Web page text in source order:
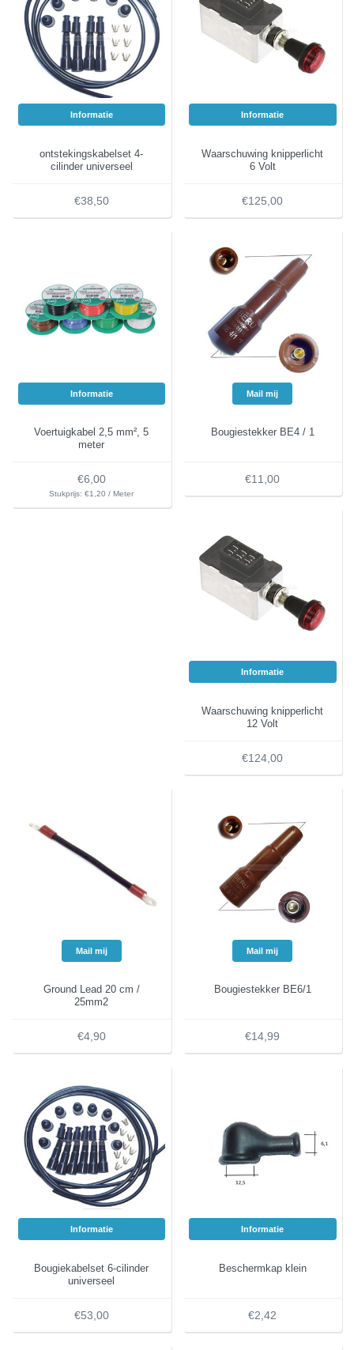
Informatie
ontstekingskabelset 4-
cilinder universeel
€38,50
Informatie
Waarschuwing knipperlicht
6 Volt
€125,00
Informatie
Voertuigkabel 2,5 mm², 5
meter
€6,00
Stukprijs: €1,20 / Meter
Mail mij
Bougiestekker BE4 / 1
€11,00
Informatie
Waarschuwing knipperlicht
12 Volt
€124,00
Mail mij
Ground Lead 20 cm /
25mm2
€4,90
Mail mij
Bougiestekker BE6/1
€14,99
Informatie
Bougiekabelset 6-cilinder
universeel
€53,00
Informatie
Beschermkap klein
€2,42